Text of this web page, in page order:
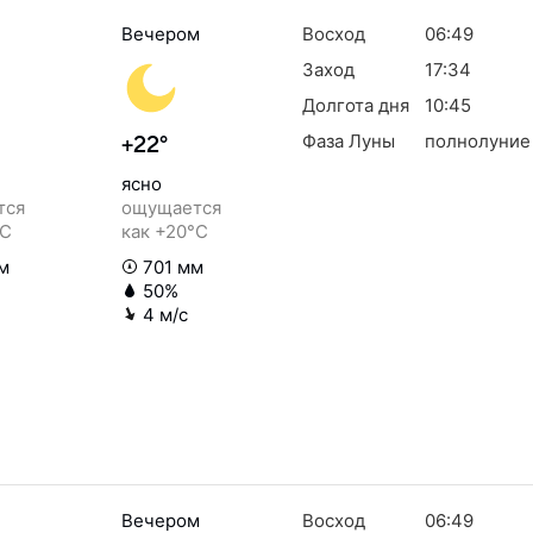
Вечером
+22°
ясно
ощущается
как +20°C
701 мм
50%
4 м/с
Восход
06:49
Заход
17:34
Долгота дня
10:45
Фаза Луны
полнолуние
Вечером Восход 06:49